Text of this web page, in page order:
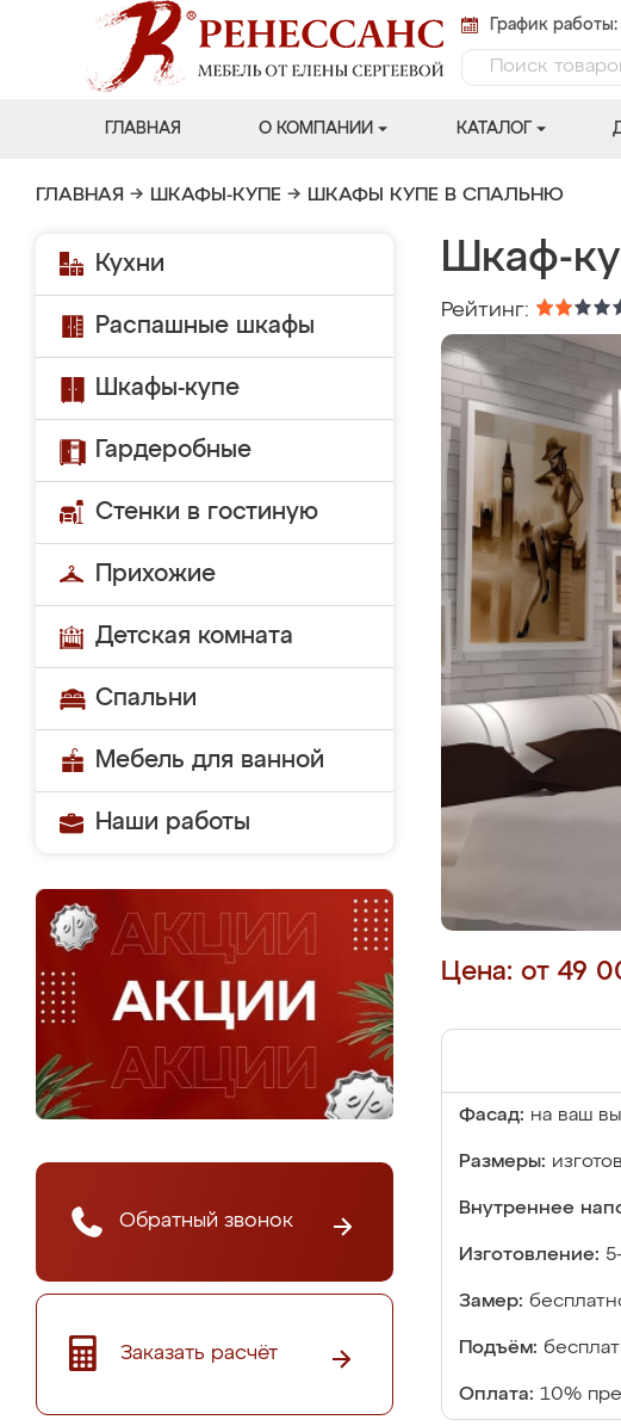
График
ГЛАВНАЯ О КОМПАНИИ КАТАЛОГ
ГЛАВНАЯ → ШКАФЫ-КУПЕ → ШКАФЫ КУПЕ В СПАЛЬНЮ
Кухни
Распашные шкафы
Шкафы-купе
Гардеробные
Стенки в гостиную
Прихожие
Детская комната
Спальни
Мебель для ванной
Наши работы
Обратный звонок
Заказать расчёт
Шкаф-
Рейтинг:
Цена: от 49
Фасад: на ваш
Размеры:
Внутреннее
Изготовление:
Замер:
Подъём:
Оплата: 10%